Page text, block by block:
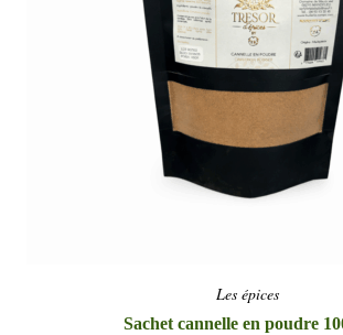
Les épices
Sachet cannelle en poudre